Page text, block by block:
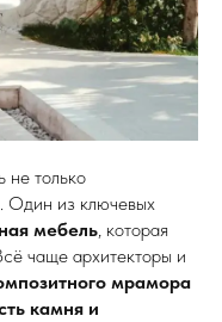
не только
Один из ключевых
мебель, которая
чаще архитекторы и
мрамора
камня и